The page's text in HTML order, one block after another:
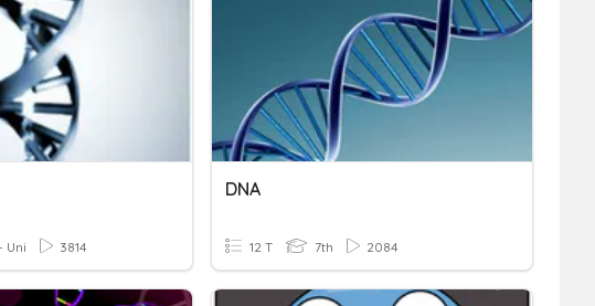
Uni 3814
DNA
12 T 7th 2084